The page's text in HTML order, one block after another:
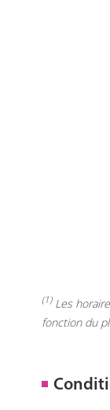
(1)Les
fonction du